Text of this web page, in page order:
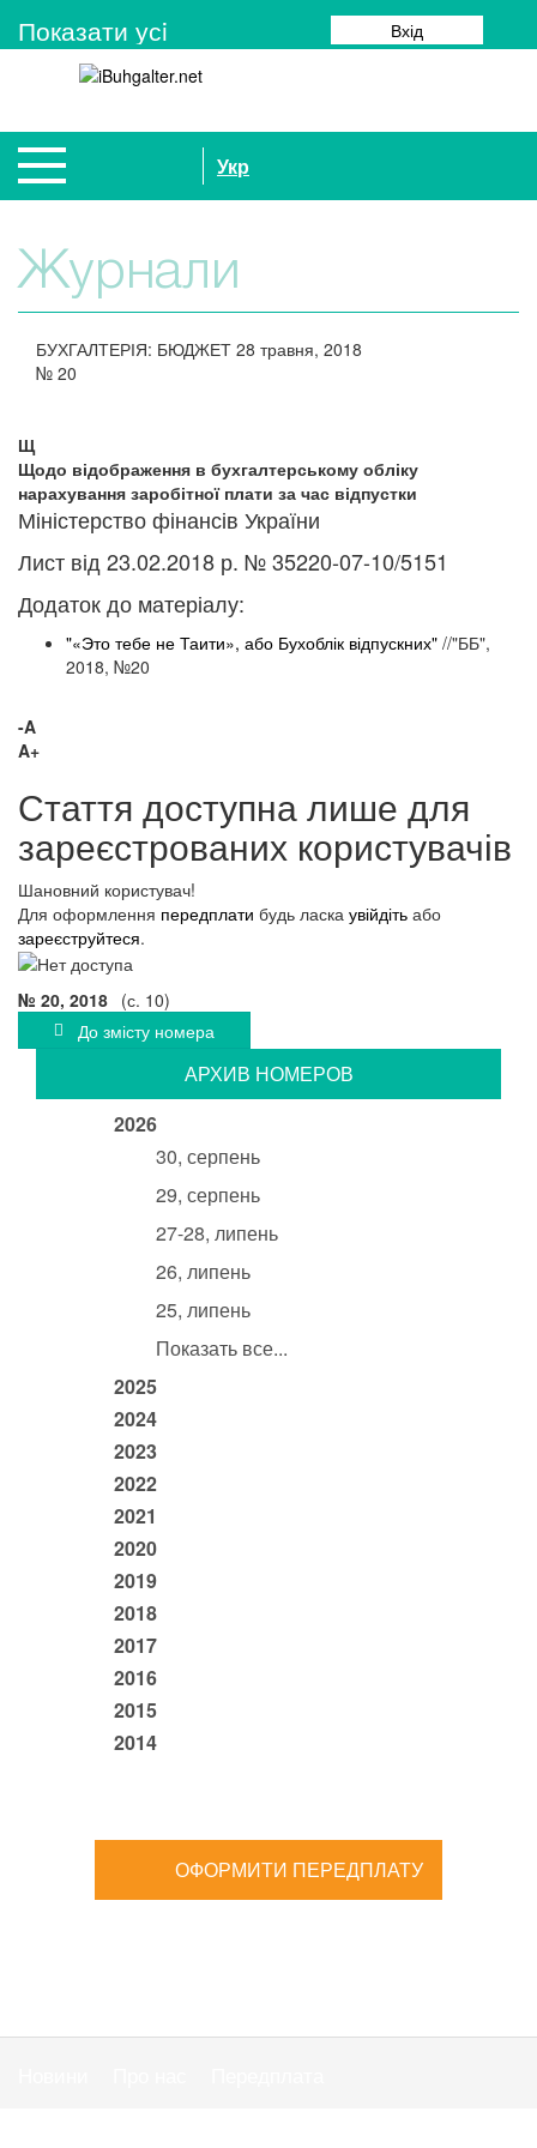
Показати усi Вхід
Укр
Журнали
БУХГАЛТЕРІЯ: БЮДЖЕТ 28 травня, 2018
№ 20
Щ
Щодо відображення в бухгалтерському обліку
нарахування заробітної плати за час відпустки
Міністерство фінансів України
Лист від 23.02.2018 р. № 35220-07-10/5151
Додаток до матеріалу:
"«Это тебе не Таити», або Бухоблік відпускних" //"ББ",
2018, №20
-A
A+
Стаття доступна лише для
зареєстрованих користувачів
Шановний користувач!
Для оформлення передплати будь ласка увійдіть або
зареєструйтеся.
№ 20, 2018 (с. 10)
До змісту номера
АРХИВ НОМЕРОВ
2026
30, серпень
29, серпень
27-28, липень
26, липень
25, липень
Показать все...
2025
2024
2023
2022
2021
2020
2019
2018
2017
2016
2015
2014
ОФОРМИТИ ПЕРЕДПЛАТУ